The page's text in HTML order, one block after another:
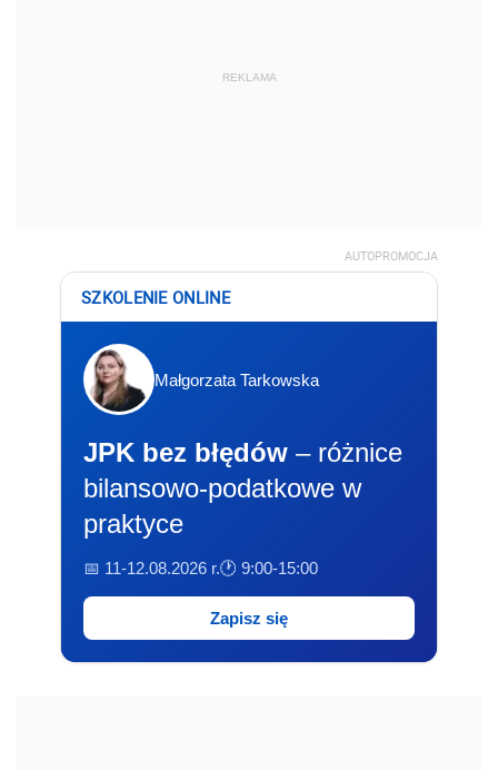
REKLAMA
AUTOPROMOCJA
SZKOLENIE ONLINE
Małgorzata Tarkowska
JPK bez błędów – różnice
bilansowo-podatkowe w
praktyce
📅 11-12.08.2026 r.🕐 9:00-15:00
Zapisz się